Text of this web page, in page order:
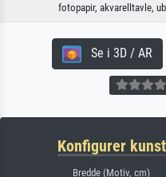
fotopapir, akvarelltavle,
Se i 3D / AR
Konfigurer
Bredde (Motiv, cm)